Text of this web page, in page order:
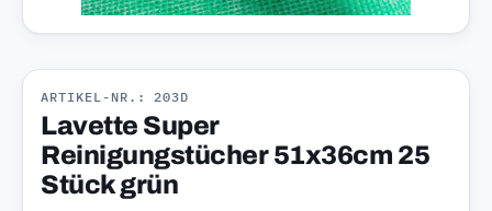
ARTIKEL-NR.: 203D
Lavette Super
Reinigungstücher 51x36cm 25
Stück grün